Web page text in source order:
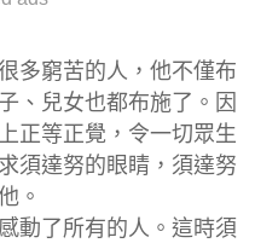
多窮苦的人，他不僅布
、兒女也都布施了。因
正等正覺，令一切眾生
須達努的眼睛，須達努
。
動了所有的人。這時須